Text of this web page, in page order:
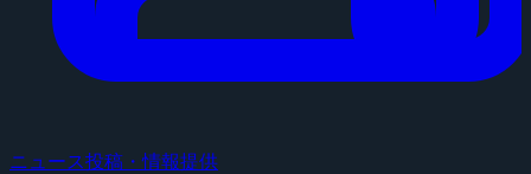
ニュース投稿・情報提供